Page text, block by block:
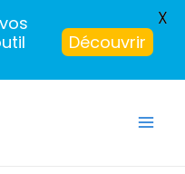
Découvrir
X